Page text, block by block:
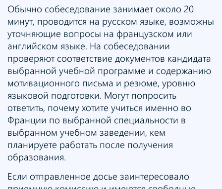
Обычно собеседование занимает около 20
минут, проводится на русском языке, возможны
уточняющие вопросы на французском или
английском языке. На собеседовании
проверяют соответствие документов кандидата
выбранной учебной программе и содержанию
мотивационного письма и резюме, уровню
языковой подготовки. Могут попросить
ответить, почему хотите учиться именно во
Франции по выбранной специальности в
выбранном учебном заведении, кем
планируете работать после получения
образования.
Если отправленное досье заинтересовало